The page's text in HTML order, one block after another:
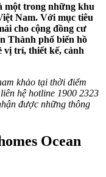
một trong những khu
Nam. Với mục tiêu
cho cộng đồng cư
Thành phố biển hồ
vị trí, thiết kế, cảnh
khảo tại thời điểm
hệ hotline 1900 2323
được những thông
Ocean